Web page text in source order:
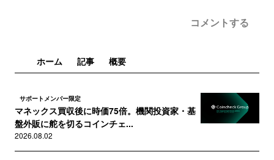
コメントする
ホーム 記事 概要
サポートメンバー限定
マネックス買収後に時価75倍。機関投資家・基
盤外販に舵を切るコインチェ...
2026.08.02